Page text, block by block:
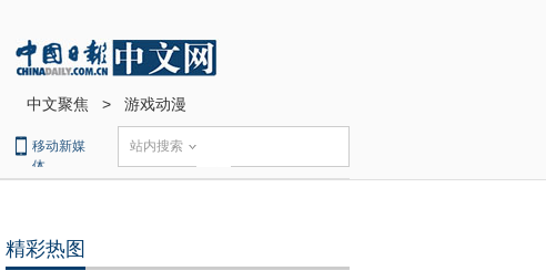
中文聚焦 > 游戏动漫
移动新媒
体
站内搜索
精彩热图